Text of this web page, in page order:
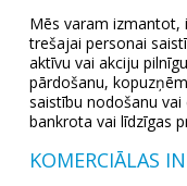
Mēs varam izmantot,
trešajai personai
aktīvu vai akciju
pārdošanu,
saistību nodošanu
bankrota vai līdzīgas
KOMERCIĀLAS